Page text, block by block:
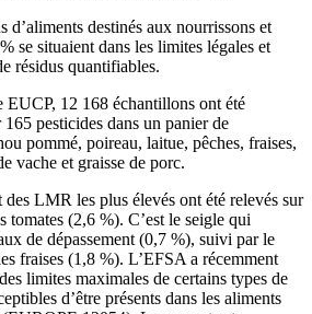
d’aliments destinés aux nourrissons et
se situaient dans les limites légales et
résidus quantifiables.
EUCP, 12 168 échantillons ont été
pesticides dans un panier de
pommé, poireau, laitue, pêches, fraises,
vache et graisse de porc.
des LMR les plus élevés ont été relevés sur
tomates (2,6 %). C’est le seigle qui
de dépassement (0,7 %), suivi par le
fraises (1,8 %). L’EFSA a récemment
limites maximales de certains types de
d’être présents dans les aliments